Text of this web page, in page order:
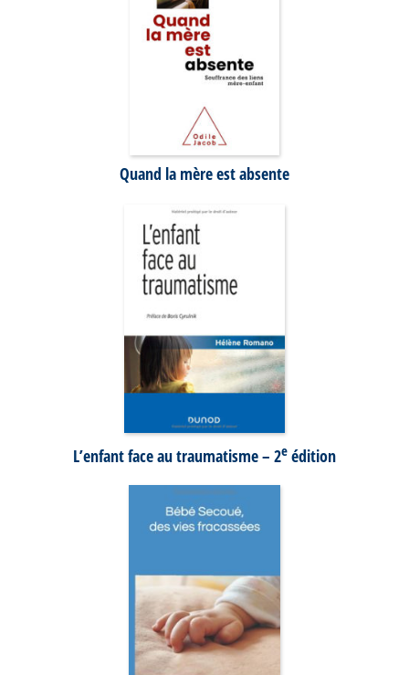
Quand la mère est absente
L’enfant face au traumatisme – 2e édition